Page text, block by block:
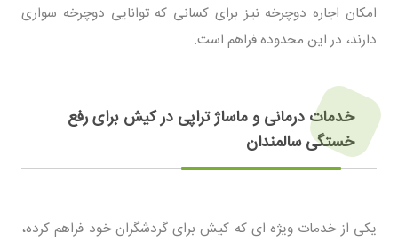
امکان اجاره دوچرخه نیز برای کسانی که توانایی دوچرخه سواری
دارند، در این محدوده فراهم است.
خدمات درمانی و ماساژ تراپی در کیش برای رفع
خستگی سالمندان
یکی از خدمات ویژه ای که کیش برای گردشگران خود فراهم کرده،